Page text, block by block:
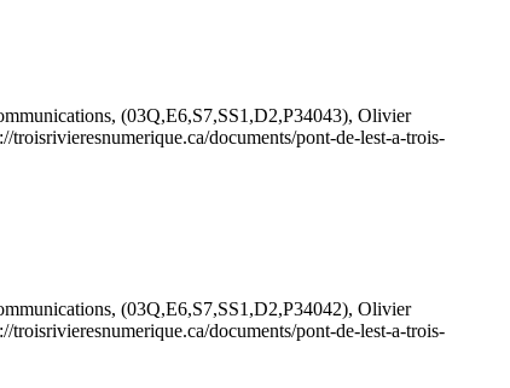
(03Q,E6,S7,SS1,D2,P34043), Olivier
troisrivieresnumerique.ca/documents/pont-de-lest-a-trois-
(03Q,E6,S7,SS1,D2,P34042), Olivier
troisrivieresnumerique.ca/documents/pont-de-lest-a-trois-